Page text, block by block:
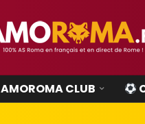
AMOROMA CLUB